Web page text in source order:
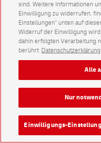
sind. Weitere Informationen
Einwilligung zu widerrufen,
Einstellungen“ unten auf
Widerruf der Einwilligung
dahin erfolgten Verarbeitung
berührt Datenschutzerklärung
Einwilligungs-
Nur
Alle